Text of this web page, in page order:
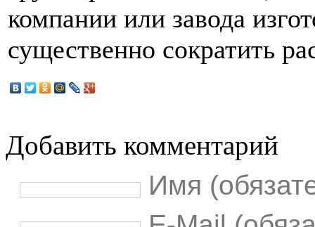
компании или завода
существенно сократить
Добавить комментарий
Имя